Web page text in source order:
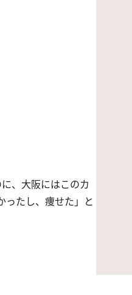
、大阪にはこのカ
ったし、痩せた」と